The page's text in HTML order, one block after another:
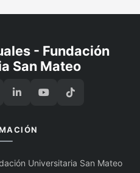
- Fundación
San Mateo
Universitaria San Mateo